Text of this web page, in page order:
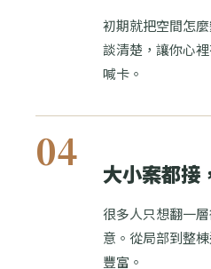
初期就把空間怎
談清楚，讓你心
喊卡。
04 大小案都接
很多人只想翻一
意。從局部到整
豐富。